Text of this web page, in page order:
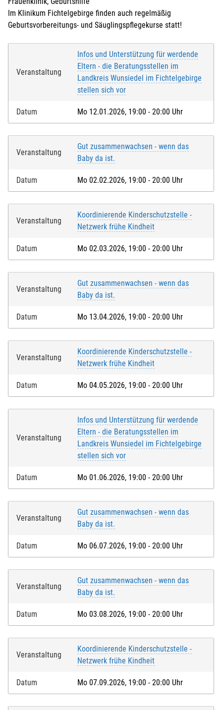
Im Klinikum Fichtelgebirge finden auch regelmäßig
Geburtsvorbereitungs- und Säuglingspflegekurse statt!
Veranstaltung
Infos und Unterstützung für werdende
Eltern - die Beratungsstellen im
Landkreis Wunsiedel im Fichtelgebirge
stellen sich vor
Datum Mo 12.01.2026, 19:00 - 20:00 Uhr
Veranstaltung
Gut zusammenwachsen - wenn das
Baby da ist.
Datum Mo 02.02.2026, 19:00 - 20:00 Uhr
Veranstaltung
Koordinierende Kinderschutzstelle -
Netzwerk frühe Kindheit
Datum Mo 02.03.2026, 19:00 - 20:00 Uhr
Veranstaltung
Gut zusammenwachsen - wenn das
Baby da ist.
Datum Mo 13.04.2026, 19:00 - 20:00 Uhr
Veranstaltung
Koordinierende Kinderschutzstelle -
Netzwerk frühe Kindheit
Datum Mo 04.05.2026, 19:00 - 20:00 Uhr
Veranstaltung
Infos und Unterstützung für werdende
Eltern - die Beratungsstellen im
Landkreis Wunsiedel im Fichtelgebirge
stellen sich vor
Datum Mo 01.06.2026, 19:00 - 20:00 Uhr
Veranstaltung
Gut zusammenwachsen - wenn das
Baby da ist.
Datum Mo 06.07.2026, 19:00 - 20:00 Uhr
Veranstaltung
Gut zusammenwachsen - wenn das
Baby da ist.
Datum Mo 03.08.2026, 19:00 - 20:00 Uhr
Veranstaltung
Koordinierende Kinderschutzstelle -
Netzwerk frühe Kindheit
Datum Mo 07.09.2026, 19:00 - 20:00 Uhr